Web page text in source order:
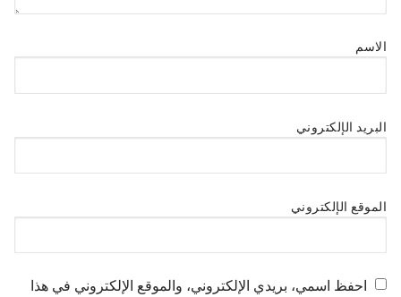
الاسم
البريد الإلكتروني
الموقع الإلكتروني
احفظ اسمي، بريدي الإلكتروني، والموقع الإلكتروني في هذا